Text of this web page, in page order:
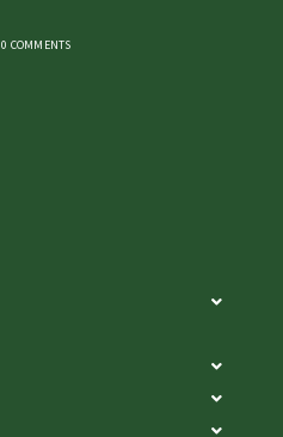
0 COMMENTS